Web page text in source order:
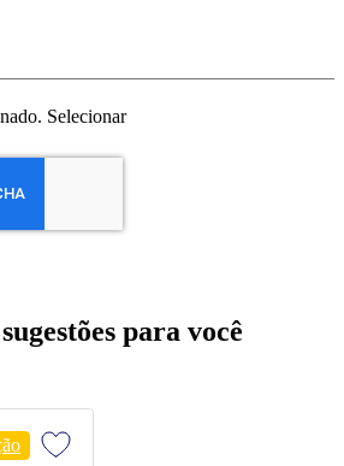
Selecionar
para você